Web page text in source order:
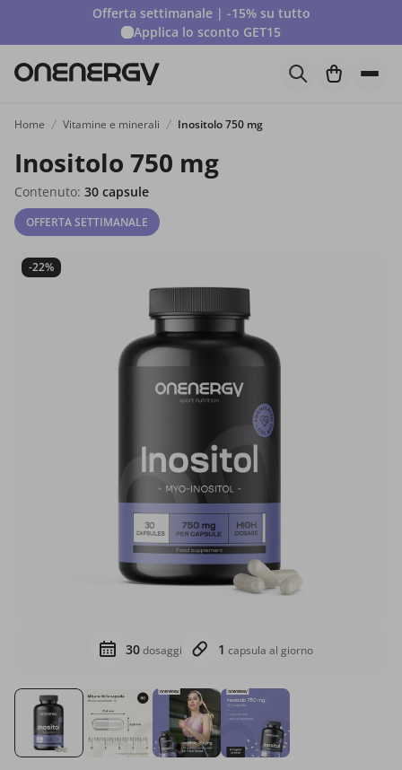
Offerta settimanale | -15% su tutto
Applica lo sconto GET15
Home Vitamine e minerali Inositolo 750 mg
Inositolo 750 mg
Contenuto: 30 capsule
OFFERTA SETTIMANALE
-22%
30dosaggi 1 capsula al giorno